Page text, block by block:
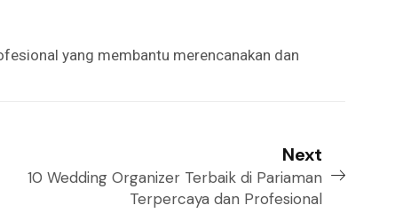
yang membantu merencanakan dan
Next
10 Wedding Organizer Terbaik di Pariaman
Terpercaya dan Profesional